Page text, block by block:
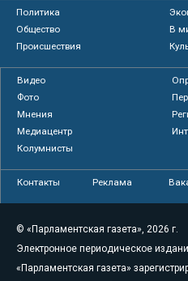
Политика
Общество
В
Происшествия
Видео
Фото
Мнения
Медиацентр
Колумнисты
Контакты Реклама
© «Парламентская газета», 2026 г.
Электронное периодическое
«Парламентская газета»